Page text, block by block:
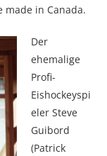
in Canada.
Der
ehemalige
Profi-
Eishockeyspi
eler Steve
Guibord
(Patrick